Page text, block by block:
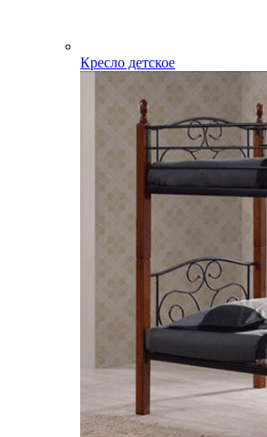
Кресло детское